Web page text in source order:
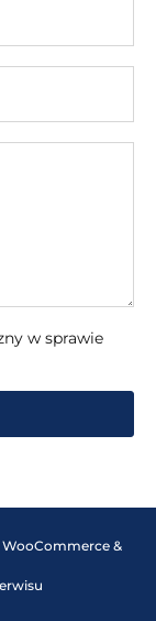
w sprawie
WooCommerce &